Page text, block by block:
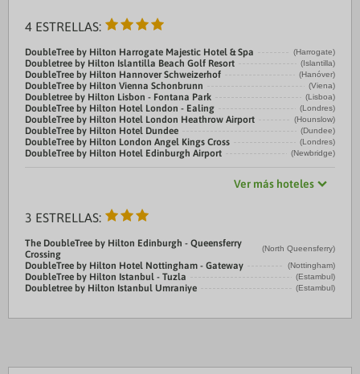
4 ESTRELLAS:
DoubleTree by Hilton Harrogate Majestic Hotel & Spa (Harrogate)
Doubletree by Hilton Islantilla Beach Golf Resort (Islantilla)
DoubleTree by Hilton Hannover Schweizerhof (Hanóver)
DoubleTree by Hilton Vienna Schonbrunn (Viena)
Doubletree by Hilton Lisbon - Fontana Park (Lisboa)
DoubleTree by Hilton Hotel London - Ealing (Londres)
DoubleTree by Hilton Hotel London Heathrow Airport (Hounslow)
DoubleTree by Hilton Hotel Dundee (Dundee)
DoubleTree by Hilton London Angel Kings Cross (Londres)
DoubleTree by Hilton Hotel Edinburgh Airport (Newbridge)
Ver más hoteles
3 ESTRELLAS:
The DoubleTree by Hilton Edinburgh - Queensferry
Crossing
(North Queensferry)
DoubleTree by Hilton Hotel Nottingham - Gateway (Nottingham)
DoubleTree by Hilton Istanbul - Tuzla (Estambul)
Doubletree by Hilton Istanbul Umraniye (Estambul)